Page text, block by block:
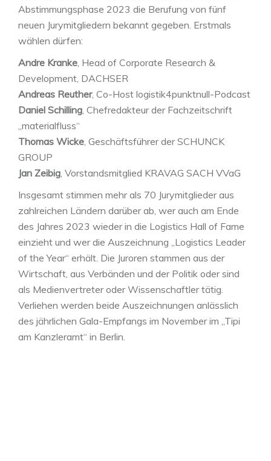
Abstimmungsphase 2023 die Berufung von fünf
neuen Jurymitgliedern bekannt gegeben. Erstmals
wählen dürfen:
Andre Kranke, Head of Corporate Research &
Development, DACHSER
Andreas Reuther, Co-Host logistik4punktnull-Podcast
Daniel Schilling, Chefredakteur der Fachzeitschrift
„materialfluss“
Thomas Wicke, Geschäftsführer der SCHUNCK
GROUP
Jan Zeibig, Vorstandsmitglied KRAVAG SACH VVaG
Insgesamt stimmen mehr als 70 Jurymitglieder aus
zahlreichen Ländern darüber ab, wer auch am Ende
des Jahres 2023 wieder in die Logistics Hall of Fame
einzieht und wer die Auszeichnung „Logistics Leader
of the Year“ erhält. Die Juroren stammen aus der
Wirtschaft, aus Verbänden und der Politik oder sind
als Medienvertreter oder Wissenschaftler tätig.
Verliehen werden beide Auszeichnungen anlässlich
des jährlichen Gala-Empfangs im November im „Tipi
am Kanzleramt“ in Berlin.